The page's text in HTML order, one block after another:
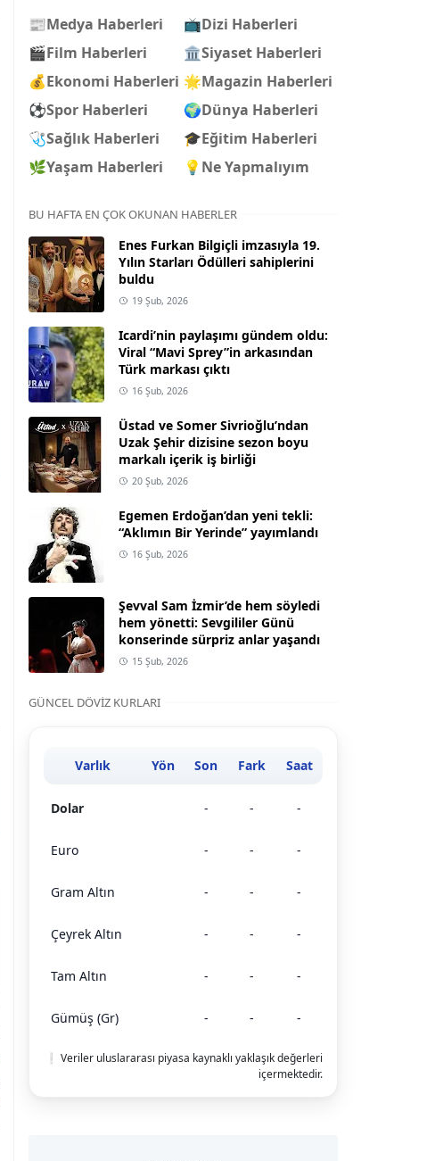
📰Medya Haberleri 📺Dizi Haberleri
🎬Film Haberleri 🏛️Siyaset Haberleri
💰Ekonomi Haberleri 🌟Magazin Haberleri
⚽Spor Haberleri 🌍Dünya Haberleri
🩺Sağlık Haberleri 🎓Eğitim Haberleri
🌿Yaşam Haberleri 💡 Ne Yapmalıyım
BU HAFTA EN ÇOK OKUNAN HABERLER
Enes Furkan Bilgiçli imzasıyla 19.
Yılın Starları Ödülleri sahiplerini
buldu
19 Şub, 2026
Icardi’nin paylaşımı gündem oldu:
Viral “Mavi Sprey”in arkasından
Türk markası çıktı
16 Şub, 2026
Üstad ve Somer Sivrioğlu’ndan
Uzak Şehir dizisine sezon boyu
markalı içerik iş birliği
20 Şub, 2026
Egemen Erdoğan’dan yeni tekli:
“Aklımın Bir Yerinde” yayımlandı
16 Şub, 2026
Şevval Sam İzmir’de hem söyledi
hem yönetti: Sevgililer Günü
konserinde sürpriz anlar yaşandı
15 Şub, 2026
GÜNCEL DÖVIZ KURLARI
Varlık Yön Son Fark Saat
Dolar - - -
Euro - - -
Gram Altın - - -
Çeyrek Altın - - -
Tam Altın - - -
Gümüş (Gr) - - -
❕ Veriler uluslararası piyasa kaynaklı yaklaşık değerleri
içermektedir.